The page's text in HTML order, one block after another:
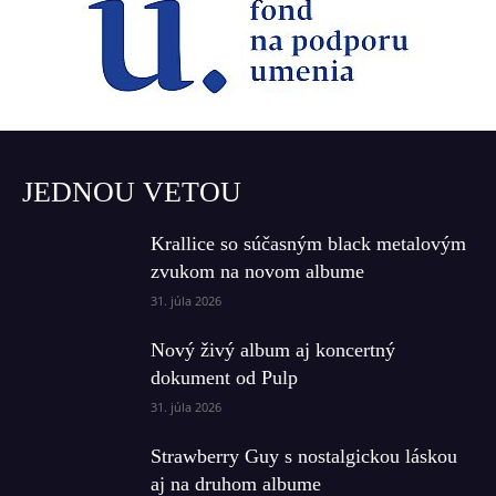
JEDNOU VETOU
Krallice so súčasným black metalovým
zvukom na novom albume
31. júla 2026
Nový živý album aj koncertný
dokument od Pulp
31. júla 2026
Strawberry Guy s nostalgickou láskou
aj na druhom albume